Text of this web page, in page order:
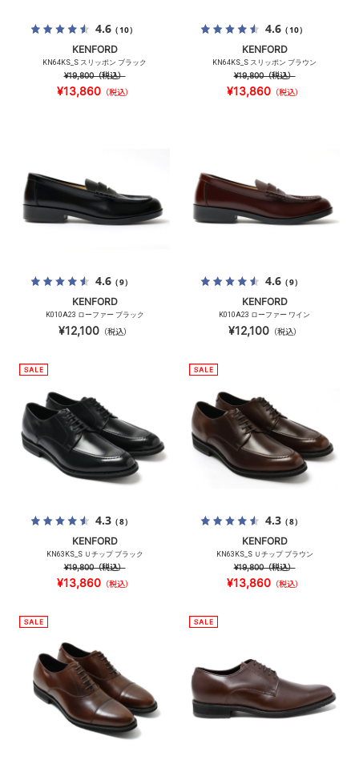
4.6（10）
KENFORD
KN64KS_S スリッポン ブラック
¥19,800（税込）
¥13,860（税込）
4.6（10）
KENFORD
KN64KS_S スリッポン ブラウン
¥19,800（税込）
¥13,860（税込）
4.6（9）
KENFORD
K010A23 ローファー ブラック
¥12,100（税込）
4.6（9）
KENFORD
K010A23 ローファー ワイン
¥12,100（税込）
4.3（8）
KENFORD
KN63KS_S Ｕチップ ブラック
¥19,800（税込）
¥13,860（税込）
4.3（8）
KENFORD
KN63KS_S Ｕチップ ブラウン
¥19,800（税込）
¥13,860（税込）